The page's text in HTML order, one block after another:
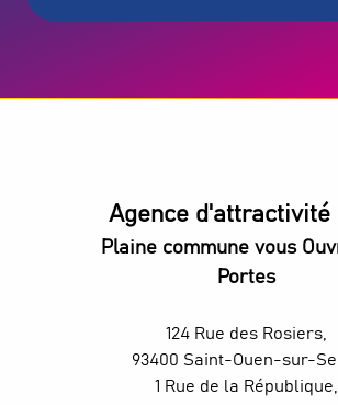
Agence d'attractivité
Plaine commune vous
Portes
124 Rue des Rosiers,
93400 Saint-Ouen-sur-
1 Rue de la République,